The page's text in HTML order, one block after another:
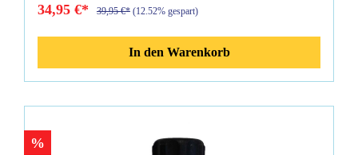
34,95 €* 39,95 €* (12.52% gespart)
In den Warenkorb
%